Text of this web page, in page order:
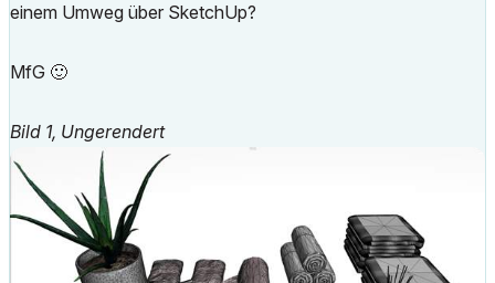
einem Umweg über SketchUp?
MfG 🙂
Bild 1, Ungerendert